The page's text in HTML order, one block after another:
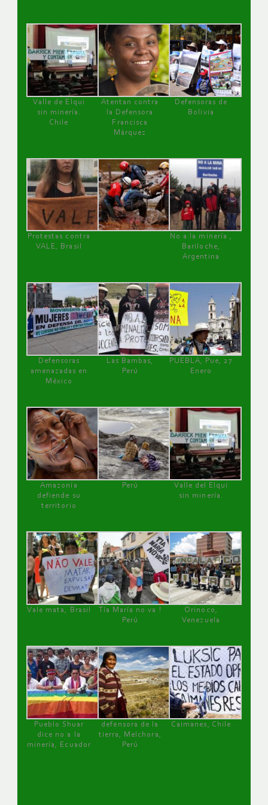
Valle de Elqui
sin minería.
Chile
Atentan contra
la Defensora
Francisca
Márquez
Defensoras de
Bolivia
Protestas contra
VALE, Brasil
No a la minería ,
Bariloche,
Argentina
Defensoras
amenazadas en
México
Las Bambas,
Perú
PUEBLA, Pue, 27
Enero
Amazonía
defiende su
territorio
Perú
Valle del Elqui
sin minería.
Vale mata, Brasil
Tía María no va !
Perú
Orinoco,
Venezuela
Pueblo Shuar
dice no a la
minería, Ecuador
defensora de la
tierra, Melchora,
Perú
Caimanes, Chile